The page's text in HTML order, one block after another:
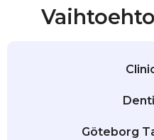
Göteborg